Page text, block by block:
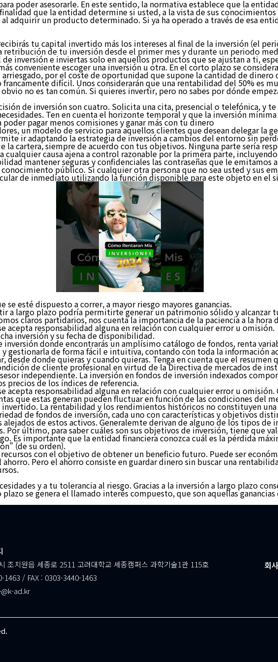
회사소개 사
poder asesorarle. En este sentido, la normativa establece que la
que la entidad determine si usted, a la vista de sus conocimientos
adquirir un producto determinado. Si ya ha operado a través de esa
tu capital invertido más los intereses al final de la inversión (el
de tu inversión desde el primer mes y durante un periodo
inversión e inviertas solo en aquellos productos que se ajustan a ti,
conveniente escoger una inversión u otra. En el corto plazo se
por el coste de oportunidad que supone la cantidad de dinero
difícil. Unos considerarán que una rentabilidad del 50% es
no es tan común. Si quieres invertir, pero no sabes por dónde
de inversión son cuatro. Solicita una cita, presencial o telefónica, y
Ten en cuenta el horizonte temporal y que la inversión mínima
pagar menos comisiones y ganar más con tu dinero
un modelo de servicio para aquellos clientes que desean delegar la
ir adaptando la estrategia de inversión a cambios del entorno sin
la cartera, siempre de acuerdo con tus objetivos. Ninguna parte sería
causa ajena a control razonable por la primera parte,
mantener seguras y confidenciales las contraseñas que le emitamos
público. Si cualquier otra persona que no sea usted y sus
de inmediato utilizando la función disponible para este objeto en el
esté dispuesto a correr, a mayor riesgo mayores ganancias.
a largo plazo podría permitirte generar un patrimonio sólido y alcanzar
claros partidarios, nos cuenta la importancia de la paciencia a la hora
acepta responsabilidad alguna en relación con cualquier error u omisión.
inversión y su fecha de disponibilidad.
inversión donde encontrarás un amplísimo catálogo de fondos, renta
gestionarla de forma fácil e intuitiva, contando con toda la información
desde donde quieras y cuando quieras. Tenga en cuenta que el
de cliente profesional en virtud de la Directiva de mercados de
independiente. La inversión en fondos de inversión indexados
precios de los índices de referencia.
acepta responsabilidad alguna en relación con cualquier error u omisión.
que estas generan pueden fluctuar en función de las condiciones del
La rentabilidad y los rendimientos históricos no constituyen
de fondos de inversión, cada uno con características y objetivos
de estos activos. Generalemte derivan de alguno de los tipos de
Por último, para saber cuáles son sus objetivos de inversión, tiene que
Es importante que la entidad financiera conozca cuál es la pérdida
(de su orden).
con el objetivo de obtener un beneficio futuro. Puede ser
Pero el ahorro consiste en guardar dinero sin buscar una
y a tu tolerancia al riesgo. Gracias a la inversión a largo plazo
se genera el llamado interés compuesto, que son aquellas
조치원읍 세종로 2511 고려대학교 세종캠퍼스 과학기술1관 115호
1463 / FAX : 0303-3440-1463
ad.kr
회